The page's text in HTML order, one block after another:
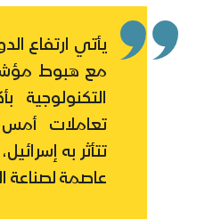
يأتي ارتفاع
مع هبوط
تعاملات
تتأثر به
عاصمة لصناعة